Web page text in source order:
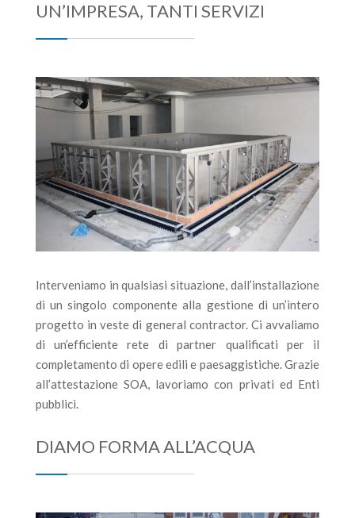
UN’IMPRESA, TANTI SERVIZI
Interveniamo in qualsiasi situazione, dall’installazione
di un singolo componente alla gestione di un’intero
progetto in veste di general contractor. Ci avvaliamo
di un’efficiente rete di partner qualificati per il
completamento di opere edili e paesaggistiche. Grazie
all’attestazione SOA, lavoriamo con privati ed Enti
pubblici.
DIAMO FORMA ALL’ACQUA